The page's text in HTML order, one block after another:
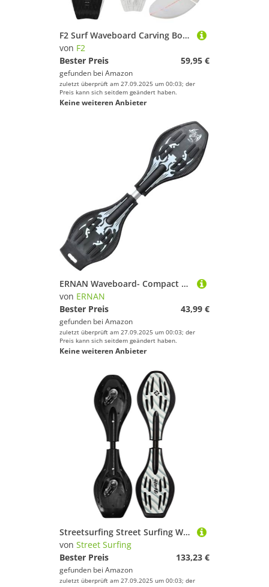
F2 Surf Waveboard Carving Board Street Surfer Skateboard Weiss 2025
von F2
Bester Preis
59,95 €
gefunden bei Amazon
zuletzt überprüft am 27.09.2025 um 00:03; der
Preis kann sich seitdem geändert haben.
Keine weiteren Anbieter
ERNAN Waveboard- Compact Lightweight Caster Board Kids/Teens. Waveboard Kinder Street Surfen Caster Torsion Skateboard Double Decks Casterboards Mit LED Leuchtrollen (Black D)
von ERNAN
Bester Preis
43,99 €
gefunden bei Amazon
zuletzt überprüft am 27.09.2025 um 00:03; der
Preis kann sich seitdem geändert haben.
Keine weiteren Anbieter
Streetsurfing Street Surfing Waveboard The Wave G1, 500007, Design: Curvastic White, M
von Street Surfing
Bester Preis
133,23 €
gefunden bei Amazon
zuletzt überprüft am 27.09.2025 um 00:03; der